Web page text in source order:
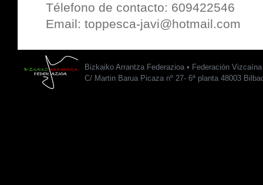
Télefono de contacto: 609422546
Email: toppesca-javi@hotmail.com
Bizkaiko Arrantza Federazioa • Federación
C/ Martin Barua Picaza nº 27- 6ª planta 48003